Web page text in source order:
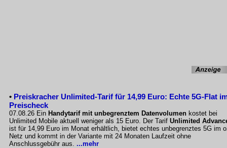
• Preiskracher Unlimited-Tarif für 14,99 Euro: Echte 5G-Flat
Preischeck
07.08.26 Ein Handytarif mit unbegrenztem Datenvolumen kostet bei
Unlimited Mobile aktuell weniger als 15 Euro. Der Tarif Unlimited
ist für 14,99 Euro im Monat erhältlich, bietet echtes unbegrenztes 5G im
Netz und kommt in der Variante mit 24 Monaten Laufzeit ohne
Anschlussgebühr aus. ...mehr